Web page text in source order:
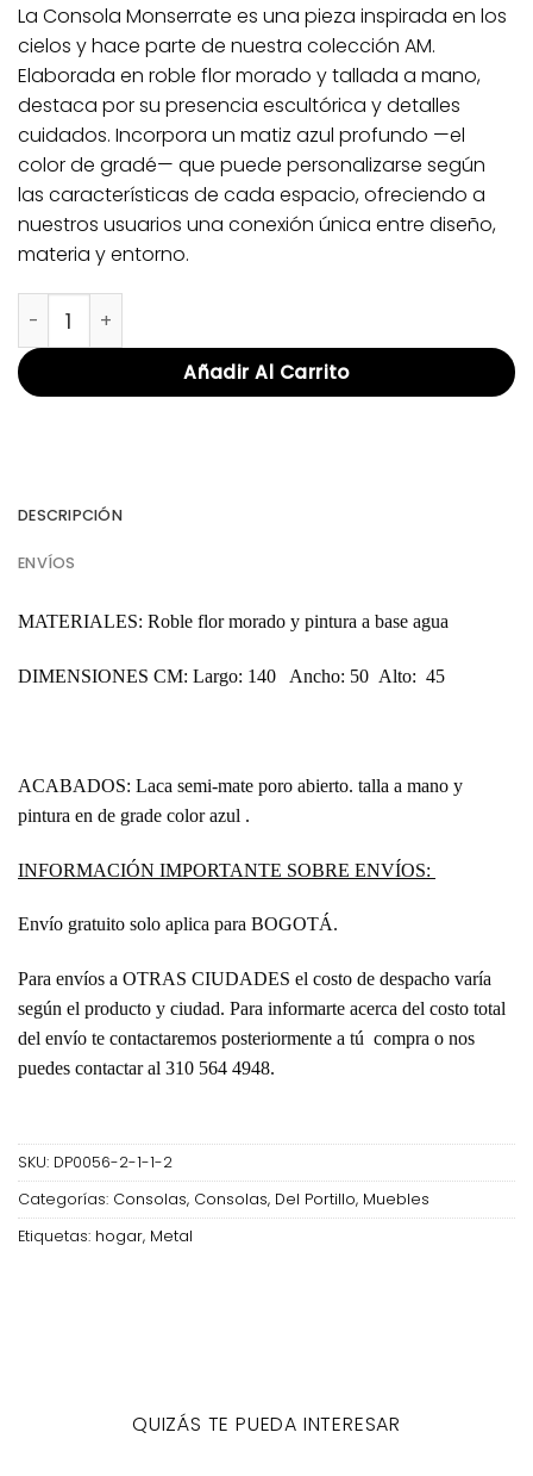
La Consola Monserrate es una pieza inspirada en los
cielos y hace parte de nuestra colección AM.
Elaborada en roble flor morado y tallada a mano,
destaca por su presencia escultórica y detalles
cuidados. Incorpora un matiz azul profundo —el
color de gradé— que puede personalizarse según
las características de cada espacio, ofreciendo a
nuestros usuarios una conexión única entre diseño,
materia y entorno.
Añadir Al Carrito
DESCRIPCIÓN
ENVÍOS
MATERIALES: Roble flor morado y pintura a base agua
DIMENSIONES CM: Largo: 140 Ancho: 50 Alto: 45
ACABADOS: Laca semi-mate poro abierto. talla a mano y
pintura en de grade color azul .
INFORMACIÓN IMPORTANTE SOBRE ENVÍOS:
Envío gratuito solo aplica para BOGOTÁ.
Para envíos a OTRAS CIUDADES el costo de despacho varía
según el producto y ciudad. Para informarte acerca del costo total
del envío te contactaremos posteriormente a tú compra o nos
puedes contactar al 310 564 4948.
SKU: DP0056-2-1-1-2
Categorías: Consolas, Consolas, Del Portillo, Muebles
Etiquetas: hogar, Metal
QUIZÁS TE PUEDA INTERESAR